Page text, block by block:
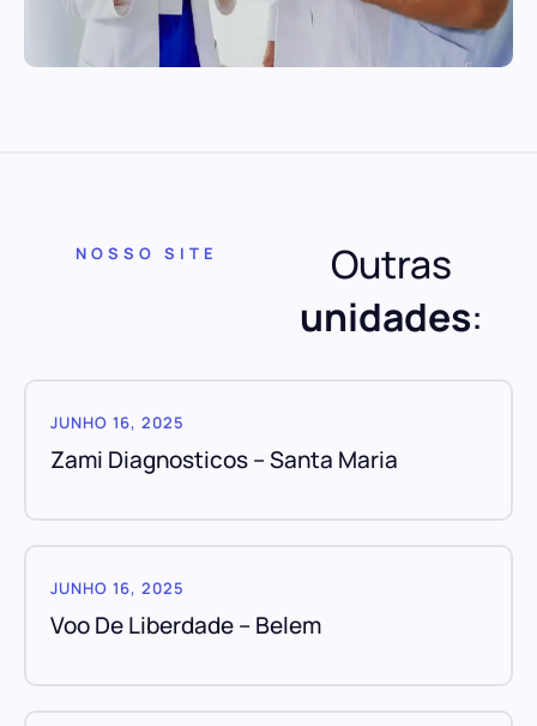
NOSSO SITE
Outras
unidades:
JUNHO 16, 2025
Zami Diagnosticos – Santa Maria
JUNHO 16, 2025
Voo De Liberdade – Belem